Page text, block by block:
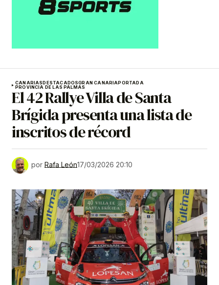
CANARIASDESTACADOSGRAN CANARIAPORTADA
PROVINCIA DE LAS PALMAS
El 42 Rallye Villa de Santa
Brígida presenta una lista de
inscritos de récord
por Rafa León17/03/2026 20:10